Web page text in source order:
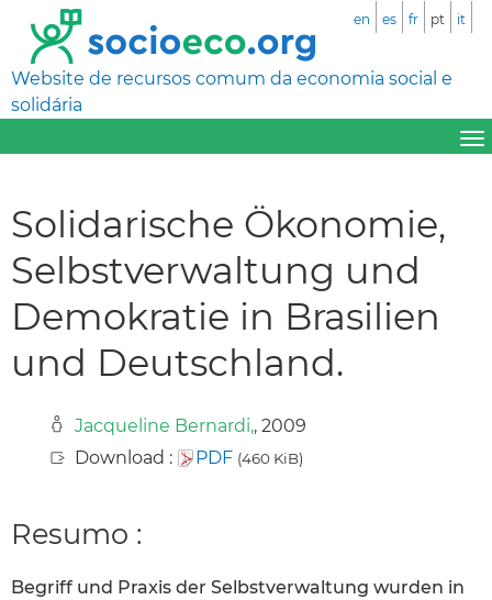
Website de recursos comum da economia social e
solidária
en es fr pt it
Solidarische Ökonomie,
Selbstverwaltung und
Demokratie in Brasilien
und Deutschland.
Jacqueline Bernardi,, 2009
Download :
PDF (460 KiB)
Resumo :
Begriff und Praxis der Selbstverwaltung wurden in